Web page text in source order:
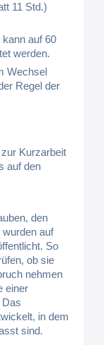
11 Std.)
auf 60
werden.
Wechsel
Regel der
Kurzarbeit
auf den
den
auf
So
ob sie
nehmen
einer
Das
in dem
sind.